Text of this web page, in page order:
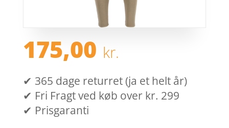
175,00 kr.
✔ 365 dage returret (ja et helt år)
✔ Fri Fragt ved køb over kr. 299
✔ Prisgaranti